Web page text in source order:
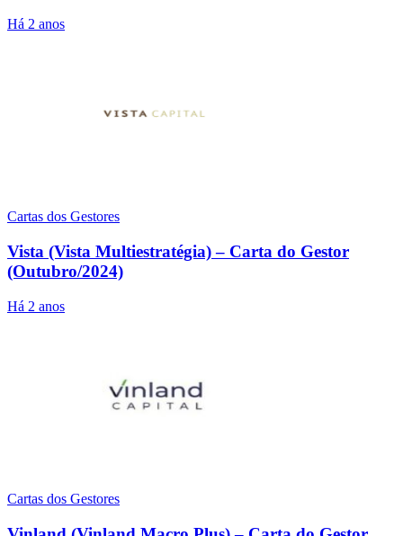
Há 2 anos
Cartas dos Gestores
Vista (Vista Multiestratégia) – Carta do Gestor
(Outubro/2024)
Há 2 anos
Cartas dos Gestores